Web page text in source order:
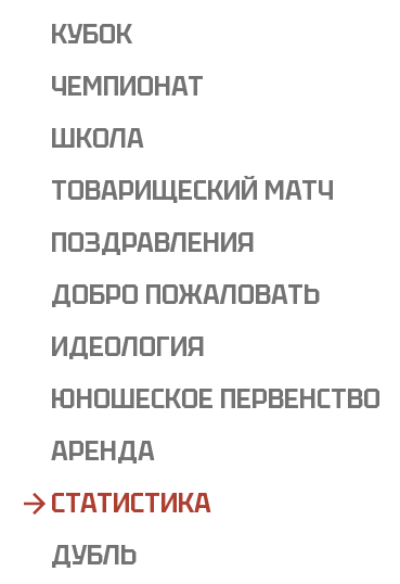
КУБОК
ЧЕМПИОНАТ
ШКОЛА
ТОВАРИЩЕСКИЙ МАТЧ
ПОЗДРАВЛЕНИЯ
ДОБРО ПОЖАЛОВАТЬ
ИДЕОЛОГИЯ
ЮНОШЕСКОЕ ПЕРВЕНСТВО
АРЕНДА
СТАТИСТИКА
ДУБЛЬ